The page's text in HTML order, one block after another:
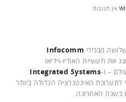
אין תגובות
מבכירי Infocomm
את תעשיית האודיו-וידיאו
– ו-Integrated Systems
האינטגרציה הגדולה ביותר